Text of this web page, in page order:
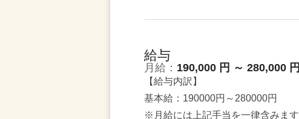
給与
月給： 190,000 円 ～ 280,000 円
【給与内訳】
基本給：190000円～280000円
※月給には上記手当を一律含みます